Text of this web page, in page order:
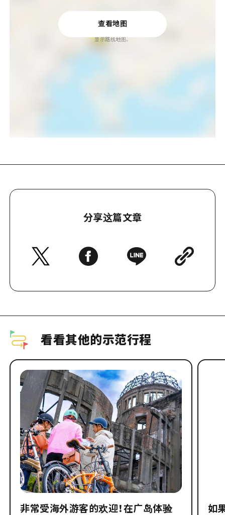
查看地图
显示路线地图。
分享这篇文章
看看其他的示范行程
非常受海外游客的欢迎！在广岛体验
如